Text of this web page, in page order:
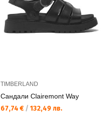
TIMBERLAND
Сандали Clairemont Way
Текуща цена:
67,74 € / 132,49 лв.